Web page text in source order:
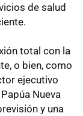
de salud
total con la
o bien, como
ejecutivo
Nueva
y una